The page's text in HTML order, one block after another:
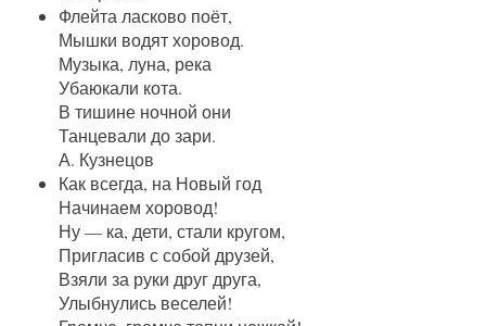
Флейта ласково поёт,
Мышки водят хоровод.
Музыка, луна, река
Убаюкали кота.
В тишине ночной они
Танцевали до зари.
А. Кузнецов
Как всегда, на Новый год
Начинаем хоровод!
Ну — ка, дети, стали кругом,
Пригласив с собой друзей,
Взяли за руки друг друга,
Улыбнулись веселей!